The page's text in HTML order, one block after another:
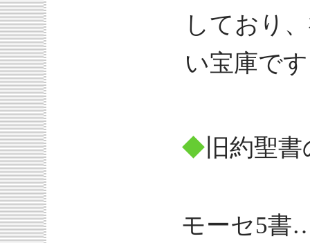
しており
い宝庫で
◆ 旧約聖
モーセ5書